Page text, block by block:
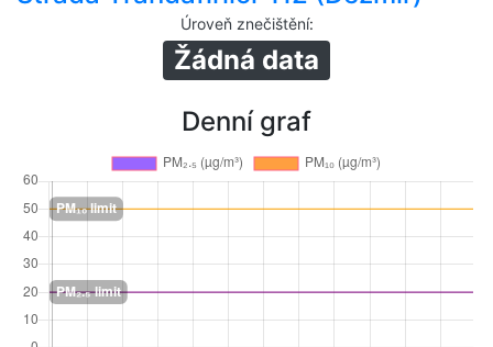
Úroveň znečištění:
Žádná data
Denní graf